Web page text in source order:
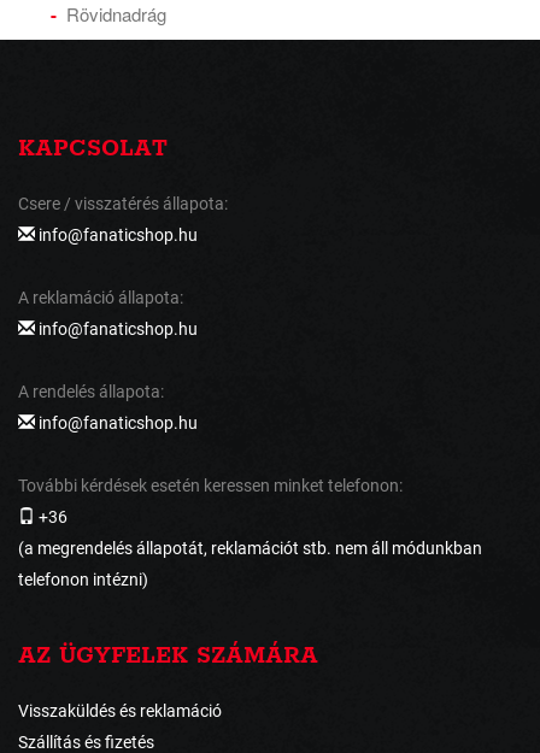
Rövidnadrág
KAPCSOLAT
Csere / visszatérés állapota:
info@fanaticshop.hu
A reklamáció állapota:
info@fanaticshop.hu
A rendelés állapota:
info@fanaticshop.hu
További kérdések esetén keressen minket telefonon:
+36
(a megrendelés állapotát, reklamációt stb. nem áll módunkban
telefonon intézni)
AZ ÜGYFELEK SZÁMÁRA
Visszaküldés és reklamáció
Szállítás és fizetés